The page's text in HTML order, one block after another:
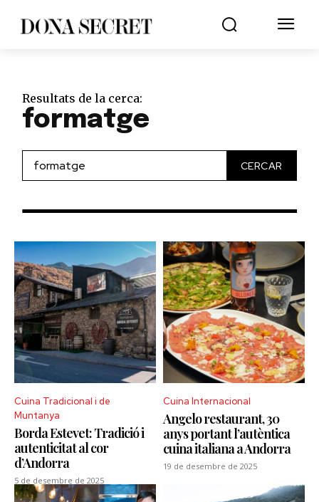
Resultats de la cerca:
formatge
CERCAR
Cuina Tradicional i de
Muntanya
Borda Estevet: Tradició i
autenticitat al cor
d’Andorra
5 de desembre de 2025
Cuina Internacional
Angelo restaurant, 30
anys portant l’autèntica
cuina italiana a Andorra
19 de desembre de 2025